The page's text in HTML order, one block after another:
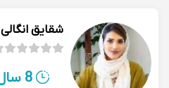
شقایق انگالی
8 سال